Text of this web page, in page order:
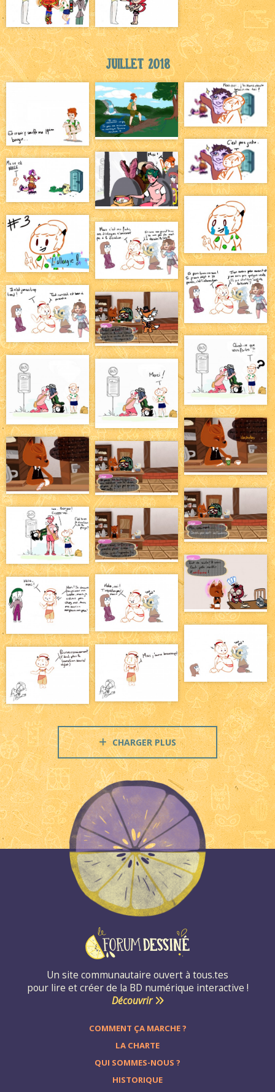
Juillet 2018
CHARGER PLUS
Un site communautaire ouvert à tous.tes
pour lire et créer de la BD numérique interactive !
Découvrir
COMMENT ÇA MARCHE ?
LA CHARTE
QUI SOMMES-NOUS ?
HISTORIQUE